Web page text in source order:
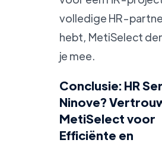
volledige HR-
hebt, MetiSelect
je mee.
Conclusie: HR
Ninove?
MetiSelect voor
Efficiënte en